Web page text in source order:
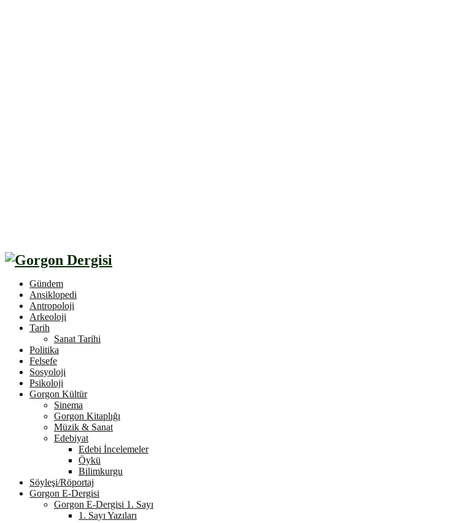
Gündem
Ansiklopedi
Antropoloji
Arkeoloji
Tarih
Sanat Tarihi
Politika
Felsefe
Sosyoloji
Psikoloji
Gorgon Kültür
Sinema
Gorgon Kitaplığı
Müzik & Sanat
Edebiyat
Edebi İncelemeler
Öykü
Bilimkurgu
Söyleşi/Röportaj
Gorgon E-Dergisi
Gorgon E-Dergisi 1. Sayı
1. Sayı Yazıları